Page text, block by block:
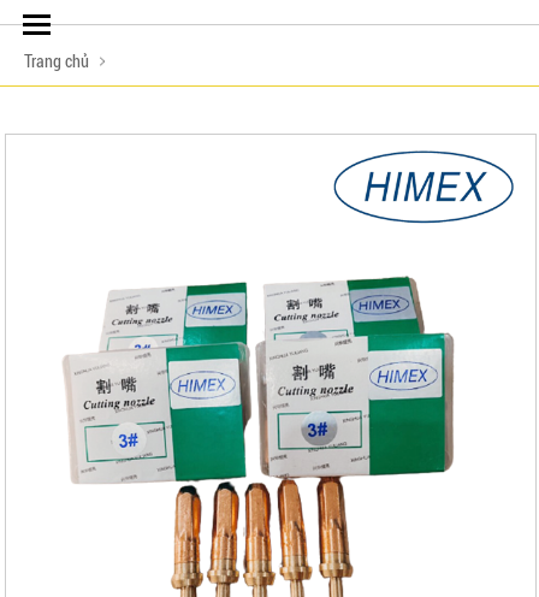
Trang chủ
LIÊN HỆ ĐẶT HÀNG